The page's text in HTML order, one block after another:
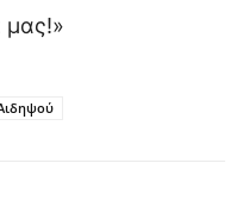
μας!»